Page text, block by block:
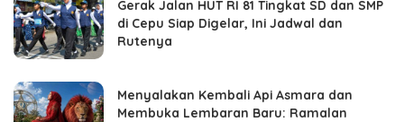
Gerak Jalan HUT RI 81 Tingkat SD dan SMP
di Cepu Siap Digelar, Ini Jadwal dan
Rutenya
Menyalakan Kembali Api Asmara dan
Membuka Lembaran Baru: Ramalan